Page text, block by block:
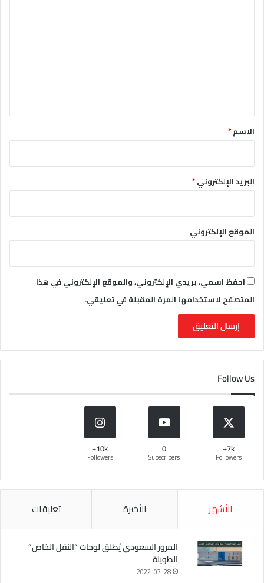
*الاسم*
البريد الإلكتروني*
الموقع الإلكتروني
احفظ اسمي، بريدي الإلكتروني، والموقع الإلكتروني في هذا
المتصفح لاستخدامها المرة المقبلة في تعليقي.
Follow Us
7k+
Followers
0
Subscribers
10k+
Followers
الأشهر الأخيرة تعليقات
المرور السعودي يُطلق لوحات “النقل الخاص”
الطويلة
2022-07-28